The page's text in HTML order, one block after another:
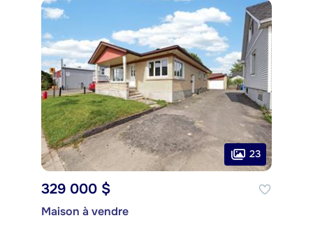
23
329 000 $
Maison à vendre